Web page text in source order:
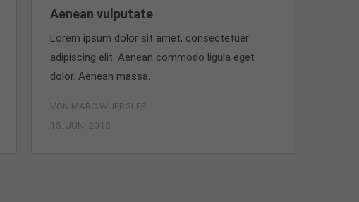
Aenean vulputate
Lorem ipsum dolor sit amet, consectetuer
adipiscing elit. Aenean commodo ligula eget
dolor. Aenean massa.
VON MARC WUERGLER
15. JUNI 2015